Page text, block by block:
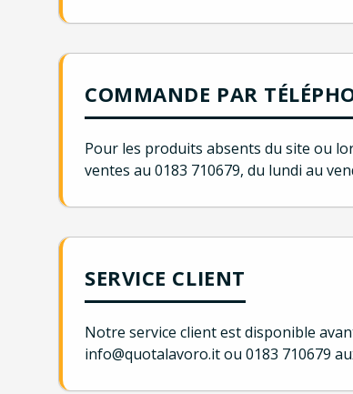
COMMANDE PAR
Pour les produits absents du site ou
ventes au 0183 710679, du lundi au
SERVICE CLIENT
Notre service client est disponible
info@quotalavoro.it ou 0183 710679